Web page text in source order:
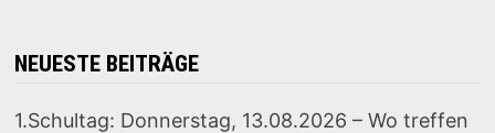
NEUESTE BEITRÄGE
1.Schultag: Donnerstag, 13.08.2026 – Wo treffen